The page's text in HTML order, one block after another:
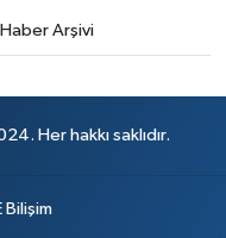
Haber Arşivi
Her hakkı saklıdır.
Bilişim